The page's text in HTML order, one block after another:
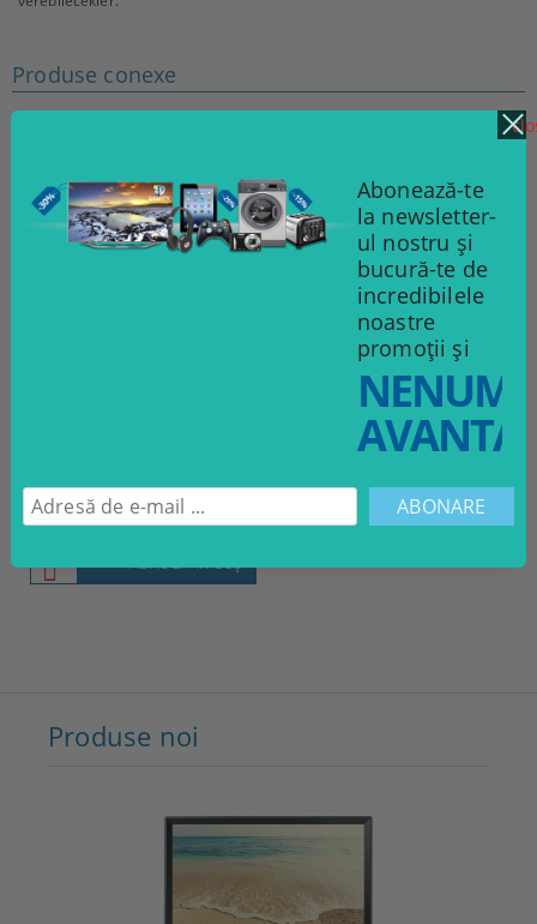
Produse conexe
30.00Lei
ADAUGĂ ÎN COŞ
Produse noi
Abonează-te
la newsletter-
ul nostru și
bucură-te de
incredibilele
noastre
promoții și